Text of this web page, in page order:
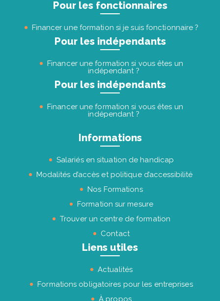
Pour les fonctionnaires
Financer une formation si je suis fonctionnaire ?
Pour les indépendants
Financer une formation si vous êtes un
indépendant ?
Pour les indépendants
Financer une formation si vous êtes un
indépendant ?
Informations
Salariés en situation de handicap
Modalités d’accès et politique d’accessibilité
Nos Formations
Formation sur mesure
Trouver un centre de formation
Contact
Liens utiles
Actualités
Formations obligatoires pour les entreprises
À propos